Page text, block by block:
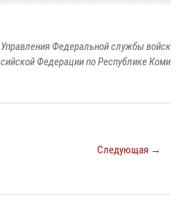
Федеральной службы войск
Федерации по Республике Коми
Следующая →